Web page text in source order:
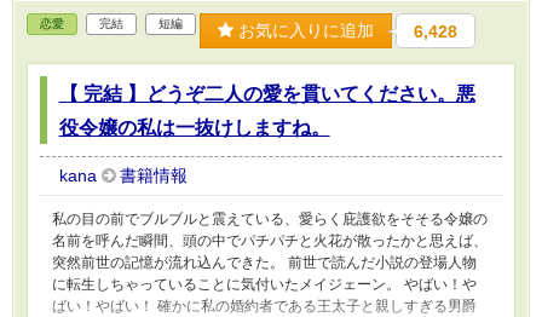
恋愛 完結 短編 お気に入りに追加 6,428
【 完結 】どうぞ二人の愛を貫いてください。悪
役令嬢の私は一抜けしますね。
kana 書籍情報
私の目の前でブルブルと震えている、愛らく庇護欲をそそる令嬢の
名前を呼んだ瞬間、頭の中でパチパチと火花が散ったかと思えば、
突然前世の記憶が流れ込んできた。 前世で読んだ小説の登場人物
に転生しちゃっていることに気付いたメイジェーン。 やばい！や
ばい！やばい！ 確かに私の婚約者である王太子と親しすぎる男爵